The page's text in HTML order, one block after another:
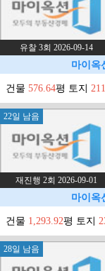
유찰 3회 2026-09-14
마이옥
건물 576.64평 토지
22일 남음
재진행 2회 2026-09-01
마이옥
건물 1,293.92평 토지
28일 남음